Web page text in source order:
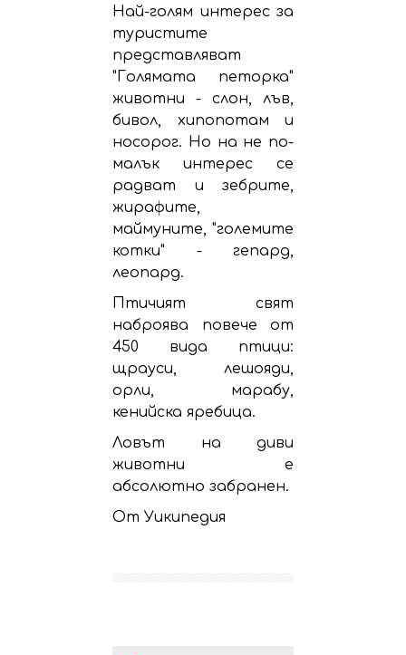
Най-голям интерес за
туристите
представляват
"Голямата петорка"
животни - слон, лъв,
бивол, хипопотам и
носорог. Но на не по-
малък интерес се
радват и зебрите,
жирафите,
маймуните, "големите
котки" - гепард,
леопард.
Птичият свят
наброява повече от
450 вида птици:
щрауси, лешояди,
орли, марабу,
кенийска яребица.
Ловът на диви
животни е
абсолютно забранен.
От Уикипедия